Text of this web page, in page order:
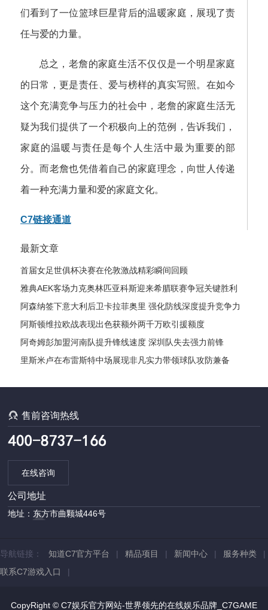
们看到了一位篮球巨星背后的温暖家庭，展现了责
任与爱的力量。
总之，老詹的家庭生活不仅仅是一个明星家庭
的日常，更是责任、爱与榜样的真实写照。在如今
这个充满竞争与压力的社会中，老詹的家庭生活无
疑为我们提供了一个积极向上的范例，告诉我们，
家庭的温暖与责任是每个人生活中最为重要的部
分。而老詹也凭借着自己的家庭理念，向世人传递
着一种充满力量和爱的家庭文化。
C7链接通道
最新文章
首届女足世俱杯决赛在伦敦激战精彩瞬间回顾
雅典AEK客场力克奥林匹亚科斯迎来希腊联赛争冠关键胜利
阿森纳签下意大利后卫卡拉菲奥里 强化防线深度提升竞争力
阿斯顿维拉欧战表现出色获额外两千万欧引援额度
阿奇姆彭加盟河南队提升锋线速度 深圳队失去强力前锋
里斯米卢在布雷斯特中场展现非凡实力带领球队攻防兼备
售前咨询热线
在线咨询
公司地址
地址：东方市曲颗城446号
导航链接： 知道C7官方平台 | 精品项目 | 新闻中心 | 服务种类 |
联系C7游戏入口
|
CopyRight © C7娱乐官方网站-世界领先的在线娱乐品牌_C7GAME